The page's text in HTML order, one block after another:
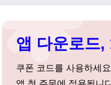
앱 다운로드,
쿠폰 코드를 사용하세요